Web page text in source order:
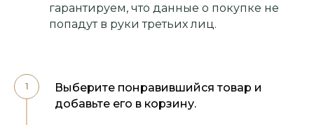
гарантируем, что данные о покупке не
попадут в руки третьих лиц.
Выберите понравившийся товар и
добавьте его в корзину.